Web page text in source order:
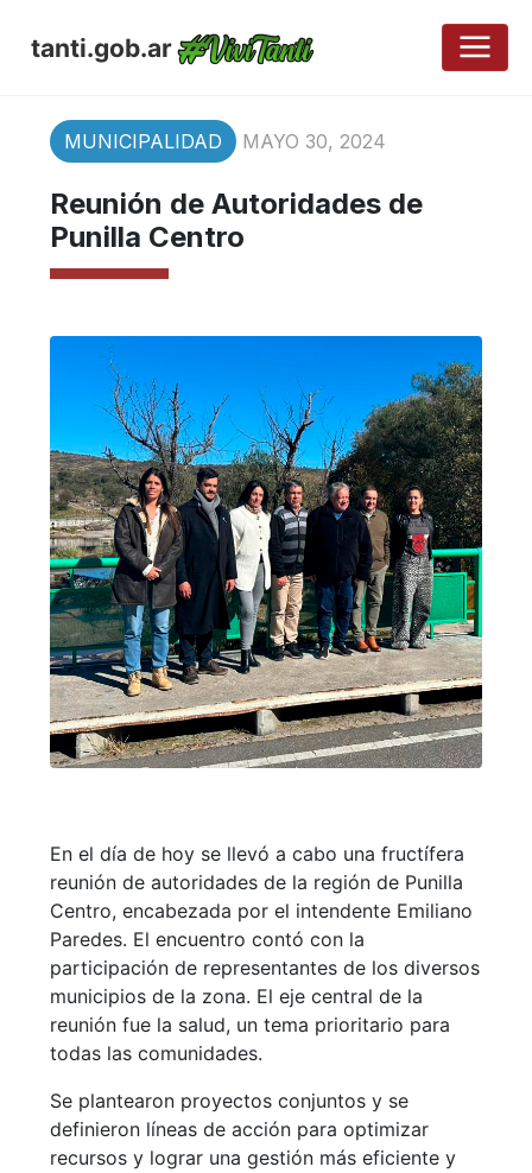
tanti.gob.ar
MUNICIPALIDAD MAYO 30, 2024
Reunión de Autoridades de
Punilla Centro
En el día de hoy se llevó a cabo una fructífera
reunión de autoridades de la región de Punilla
Centro, encabezada por el intendente Emiliano
Paredes. El encuentro contó con la
participación de representantes de los diversos
municipios de la zona. El eje central de la
reunión fue la salud, un tema prioritario para
todas las comunidades.
Se plantearon proyectos conjuntos y se
definieron líneas de acción para optimizar
recursos y lograr una gestión más eficiente y